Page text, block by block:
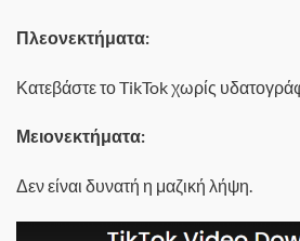
Πλεονεκτήματα:
Κατεβάστε το TikTok χωρίς
Μειονεκτήματα:
Δεν είναι δυνατή η μαζική λήψη.